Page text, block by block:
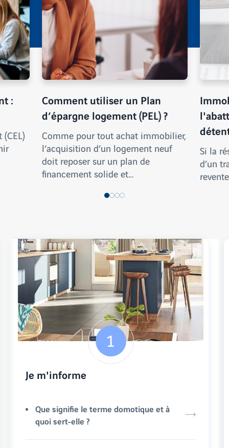
:
Comment utiliser un Plan
d’épargne logement (PEL) ?
Comme pour tout achat immobilier,
l’acquisition d’un logement neuf
doit reposer sur un plan de
financement solide et…
Si la
d’un
Je m'informe
Que signifie le terme domotique et à
quoi sert-elle ?